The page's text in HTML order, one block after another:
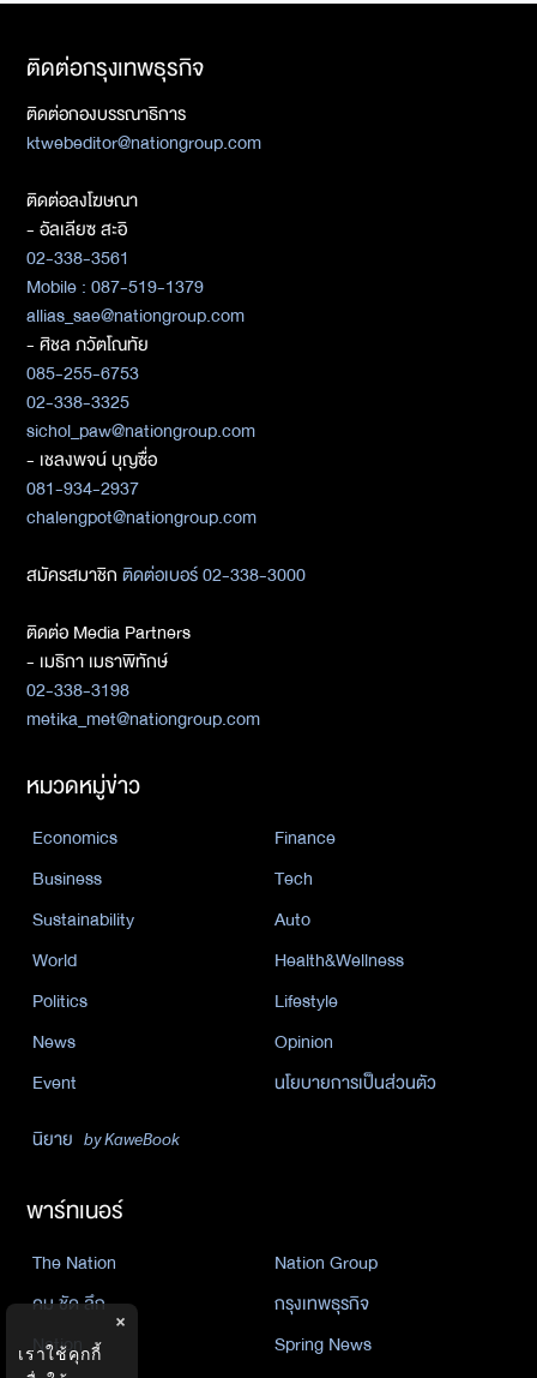
ติดต่อกรุงเทพธุรกิจ
ติดต่อกองบรรณาธิการ
ktwebeditor@nationgroup.com
ติดต่อลงโฆษณา
- อัลเลียซ สะอิ
02-338-3561
Mobile : 087-519-1379
allias_sae@nationgroup.com
- ศิชล ภวัตโณทัย
085-255-6753
02-338-3325
sichol_paw@nationgroup.com
- เชลงพจน์ บุญซื่อ
081-934-2937
chalengpot@nationgroup.com
สมัครสมาชิกติดต่อเบอร์ 02-338-3000
ติดต่อ Media Partners
- เมธิกา เมธาพิทักษ์
02-338-3198
metika_met@nationgroup.com
หมวดหมู่ข่าว
Economics
Finance
Business
Tech
Sustainability
Auto
World
Health&Wellness
Politics
Lifestyle
News
Opinion
Event
นโยบายการเป็นส่วนตัว
นิยาย by KaweBook
พาร์ทเนอร์
The Nation
Nation Group
คม ชัด ลึก
กรุงเทพธุรกิจ
Nation
Spring News
×
เราใช้คุกกี้